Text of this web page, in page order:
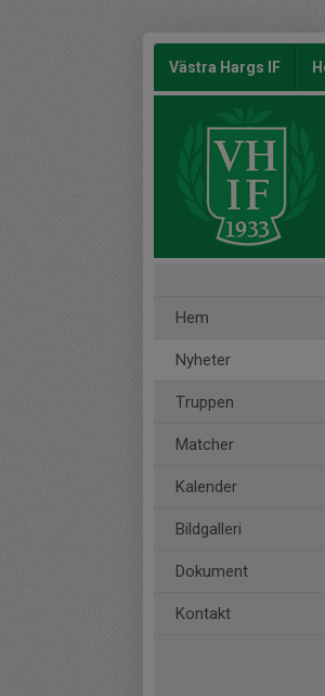
Västra Hargs IF
Hem
Nyheter
Truppen
Matcher
Kalender
Bildgalleri
Dokument
Kontakt